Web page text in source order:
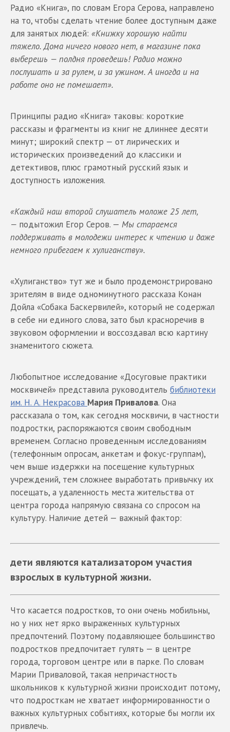
Радио «Книга», по словам Егора Серова, направлено
на то, чтобы сделать чтение более доступным даже
для занятых людей: «Книжку хорошую найти
тяжело. Дома ничего нового нет, в магазине пока
выберешь — полдня проведешь! Радио можно
послушать и за рулем, и за ужином. А иногда и на
работе оно не помешает».
Принципы радио «Книга» таковы: короткие
рассказы и фрагменты из книг не длиннее десяти
минут; широкий спектр — от лирических и
исторических произведений до классики и
детективов, плюс грамотный русский язык и
доступность изложения.
«Каждый наш второй слушатель моложе 25 лет,
— подытожил Егор Серов. — Мы стараемся
поддерживать в молодежи интерес к чтению и даже
немного прибегаем к хулиганству».
«Хулиганство» тут же и было продемонстрировано
зрителям в виде одноминутного рассказа Конан
Дойла «Собака Баскервилей», который не содержал
в себе ни единого слова, зато был красноречив в
звуковом оформлении и воссоздавал всю картину
знаменитого сюжета.
Любопытное исследование «Досуговые практики
москвичей» представила руководитель библиотеки
им. Н. А. Некрасова Мария Привалова. Она
рассказала о том, как сегодня москвичи, в частности
подростки, распоряжаются своим свободным
временем. Согласно проведенным исследованиям
(телефонным опросам, анкетам и фокус-группам),
чем выше издержки на посещение культурных
учреждений, тем сложнее выработать привычку их
посещать, а удаленность места жительства от
центра города напрямую связана со спросом на
культуру. Наличие детей — важный фактор:
дети являются катализатором участия
взрослых в культурной жизни.
Что касается подростков, то они очень мобильны,
но у них нет ярко выраженных культурных
предпочтений. Поэтому подавляющее большинство
подростков предпочитает гулять — в центре
города, торговом центре или в парке. По словам
Марии Приваловой, такая непричастность
школьников к культурной жизни происходит потому,
что подросткам не хватает информированности о
важных культурных событиях, которые бы могли их
привлечь.